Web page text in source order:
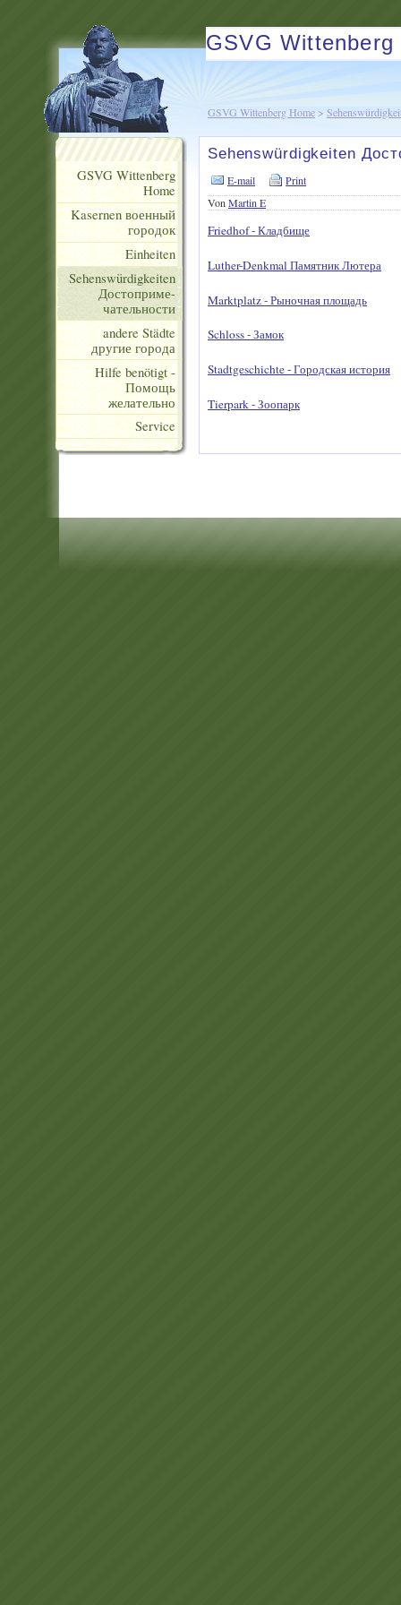
GSVG
GSVG Wittenberg Home >
GSVG Wittenberg
Home
Kasernen военный
городок
Einheiten
Sehenswürdigkeiten
Достоприме-
чательности
andere Städte
другие города
Hilfe benötigt -
Помощь
желательно
Service
Sehenswürdigkeiten
E-mail
Print
Von Martin E
Friedhof - Кладбище
Luther-Denkmal Памятник Лютера
Marktplatz - Рыночная площадь
Schloss - Замок
Stadtgeschichte - Городская история
Tierpark - Зоопарк